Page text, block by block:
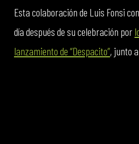
Esta colaboración de Luis Fonsi
día después de su celebración por
lanzamiento de “Despacito”, junto